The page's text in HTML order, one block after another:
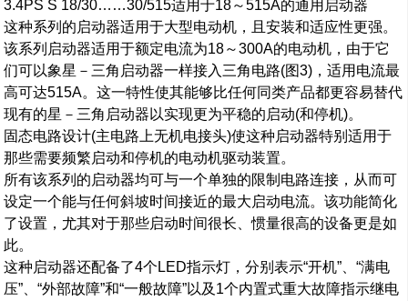
3.4PS S 18/30……30/515适用于18～515A的通用启动器
这种系列的启动器适用于大型电动机，且安装和适应性更强。
该系列启动器适用于额定电流为18～300A的电动机，由于它
们可以象星－三角启动器一样接入三角电路(图3)，适用电流最
高可达515A。这一特性使其能够比任何同类产品都更容易替代
现有的星－三角启动器以实现更为平稳的启动(和停机)。
固态电路设计(主电路上无机电接头)使这种启动器特别适用于
那些需要频繁启动和停机的电动机驱动装置。
所有该系列的启动器均可与一个单独的限制电路连接，从而可
设定一个能与任何斜坡时间接近的最大启动电流。该功能简化
了设置，尤其对于那些启动时间很长、惯量很高的设备更是如
此。
这种启动器还配备了4个LED指示灯，分别表示“开机”、“满电
压”、“外部故障”和“一般故障”以及1个内置式重大故障指示继电